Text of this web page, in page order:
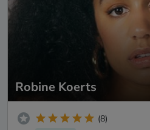
Robine Koerts
(8)